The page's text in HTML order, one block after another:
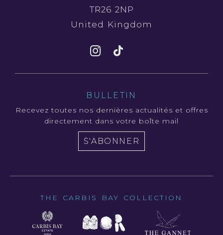
TR26 2NP
United Kingdom
BULLETIN
Recevez toutes nos dernières actualités et offres
directement dans votre boîte mail
S'ABONNER
THE CARBIS BAY COLLECTION